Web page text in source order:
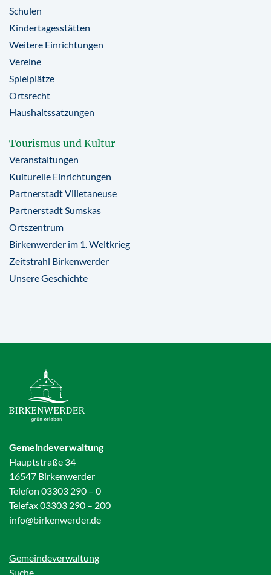
Schulen
Kindertagesstätten
Weitere Einrichtungen
Vereine
Spielplätze
Ortsrecht
Haushaltssatzungen
Tourismus und Kultur
Veranstaltungen
Kulturelle Einrichtungen
Partnerstadt Villetaneuse
Partnerstadt Sumskas
Ortszentrum
Birkenwerder im 1. Weltkrieg
Zeitstrahl Birkenwerder
Unsere Geschichte
Gemeindeverwaltung
Hauptstraße 34
16547 Birkenwerder
Telefon 03303 290 – 0
Telefax 03303 290 – 200
info@birkenwerder.de
Gemeindeverwaltung
Suche